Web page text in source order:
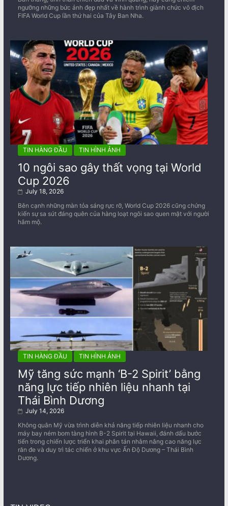
ngưỡng những bức ảnh đẹp nhất về ​​hành trình giành chức vô địch
FIFA World Cup lần thứ hai của Tây Ban Nha.
TIN HÀNG ĐẦU TIN HÌNH ẢNH
10 ngôi sao gây thất vọng tại World
Cup 2026
July 18, 2026
Bên cạnh những màn tỏa sáng rực rỡ, World Cup 2026 cũng chứng
kiến sự sa sút đáng quên của hàng loạt ngôi sao quen mặt với người
hâm mộ.
TIN HÀNG ĐẦU TIN HÌNH ẢNH
Mỹ tăng sức mạnh ‘B-2 Spirit’ bằng
năng lực tiếp nhiên liệu nhanh tại
Thái Bình Dương
July 14, 2026
Không quân Mỹ vừa trình diễn khả năng tiếp nhiên liệu nhanh cho
máy bay ném bom tàng hình B-2 Spirit tại Hawaii, đánh dấu bước
tiến trong chiến lược triển khai phân tán nhằm nâng cao năng lực
răn đe và duy trì tác chiến ở khu vực Ấn Độ Dương – Thái Bình
Dương.